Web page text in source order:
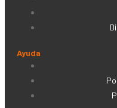
Ayuda